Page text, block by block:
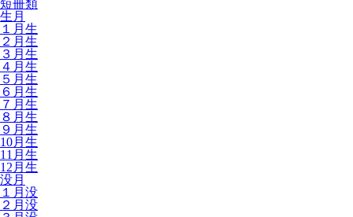
短冊類
生月
１月生
２月生
３月生
４月生
５月生
６月生
７月生
８月生
９月生
10月生
11月生
12月生
没月
１月没
２月没